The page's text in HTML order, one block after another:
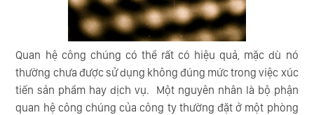
Quan hệ công chúng có thể rất có hiệu quả, mặc dù nó
thường chưa được sử dụng không đúng mức trong việc xúc
tiến sản phẩm hay dịch vụ. Một nguyên nhân là bộ phận
quan hệ công chúng của công ty thường đặt ở một phòng